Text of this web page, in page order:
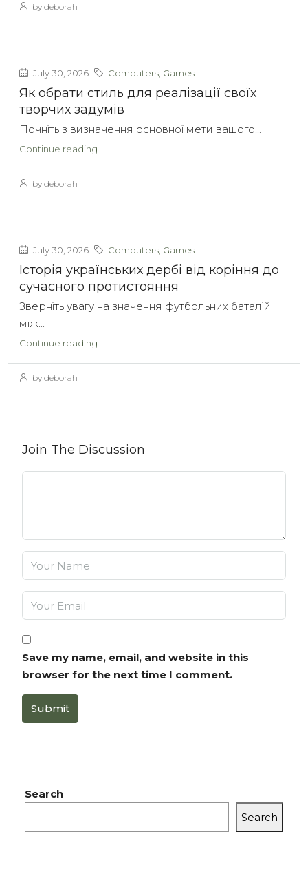
by deborah
July 30, 2026 Computers, Games
Як обрати стиль для реалізації своїх
творчих задумів
Почніть з визначення основної мети вашого...
Continue reading
by deborah
July 30, 2026 Computers, Games
Історія українських дербі від коріння до
сучасного протистояння
Зверніть увагу на значення футбольних баталій
між...
Continue reading
by deborah
Join The Discussion
Save my name, email, and website in this
browser for the next time I comment.
Submit
Search
Search